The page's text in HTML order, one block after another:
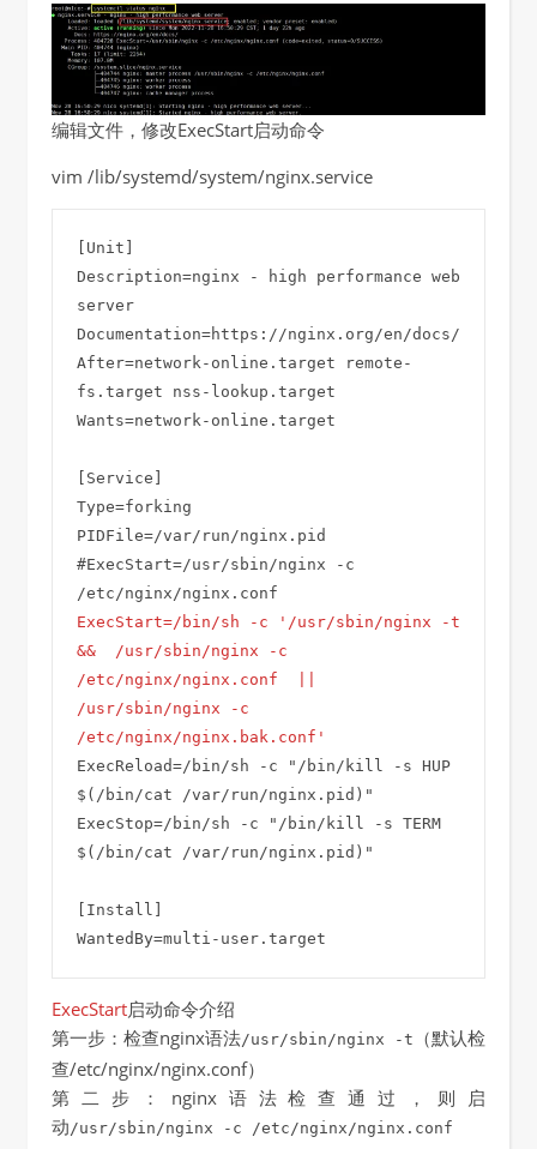
编辑文件，修改ExecStart启动命令
vim /lib/systemd/system/nginx.service
[Unit]
Description=nginx - high performance web
server
Documentation=https://nginx.org/en/docs/
After=network-online.target remote-
fs.target nss-lookup.target
Wants=network-online.target
[Service]
Type=forking
PIDFile=/var/run/nginx.pid
#ExecStart=/usr/sbin/nginx -c
ExecStart=/bin/sh -c '/usr/sbin/nginx -t
&&  /usr/sbin/nginx -c
/etc/nginx/nginx.conf  ||
/usr/sbin/nginx -c
/etc/nginx/nginx.bak.conf'
ExecReload=/bin/sh -c "/bin/kill -s HUP
$(/bin/cat /var/run/nginx.pid)"
ExecStop=/bin/sh -c "/bin/kill -s TERM
$(/bin/cat /var/run/nginx.pid)"
[Install]
WantedBy=multi-user.target
ExecStart启动命令介绍
第一步：检查nginx语法/usr/sbin/nginx -t
（默认检
查/etc/nginx/nginx.conf）
第二步：nginx语法检查通过，则启
动 /usr/sbin/nginx -c /etc/nginx/nginx.conf